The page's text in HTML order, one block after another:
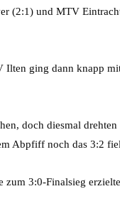
(2:1) und MTV
Ilten ging dann knapp
doch diesmal
Abpfiff noch das 3:2
3:0-Finalsieg